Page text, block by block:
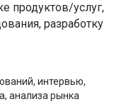
продуктов/услуг,
разработку
интервью,
анализа рынка